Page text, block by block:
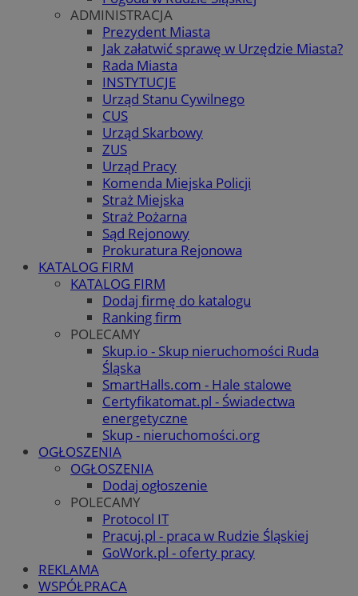
ADMINISTRACJA
Prezydent Miasta
Jak załatwić sprawę w Urzędzie Miasta?
Rada Miasta
INSTYTUCJE
Urząd Stanu Cywilnego
CUS
Urząd Skarbowy
ZUS
Urząd Pracy
Komenda Miejska Policji
Straż Miejska
Straż Pożarna
Sąd Rejonowy
Prokuratura Rejonowa
KATALOG FIRM
KATALOG FIRM
Dodaj firmę do katalogu
Ranking firm
POLECAMY
Skup.io - Skup nieruchomości Ruda
Śląska
SmartHalls.com - Hale stalowe
Certyfikatomat.pl - Świadectwa
energetyczne
Skup - nieruchomości.org
OGŁOSZENIA
OGŁOSZENIA
Dodaj ogłoszenie
POLECAMY
Protocol IT
Pracuj.pl - praca w Rudzie Śląskiej
GoWork.pl - oferty pracy
REKLAMA
WSPÓŁPRACA